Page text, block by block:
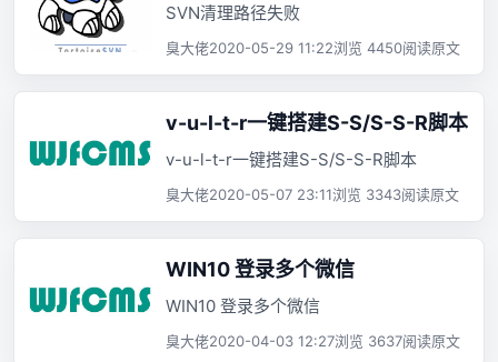
SVN清理路径失败
臭大佬2020-05-29 11:22浏览 4450阅读原文
v-u-l-t-r一键搭建S-S/S-S-R脚本
v-u-l-t-r一键搭建S-S/S-S-R脚本
臭大佬2020-05-07 23:11浏览 3343阅读原文
WIN10 登录多个微信
WIN10 登录多个微信
臭大佬2020-04-03 12:27浏览 3637阅读原文